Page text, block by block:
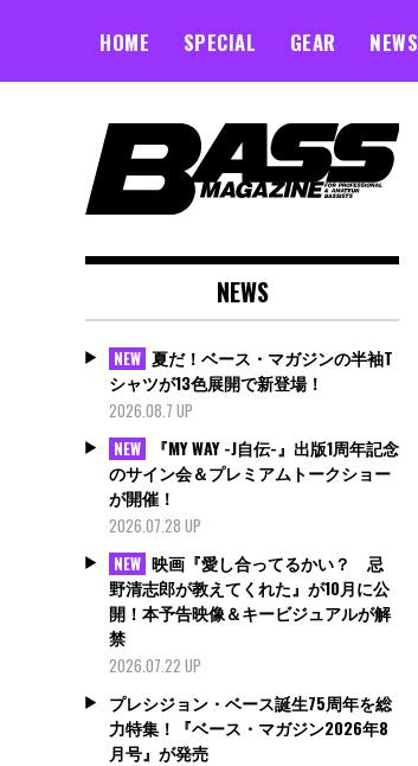
HOME SPECIAL GEAR NEWS
NEWS
NEW 夏だ！ベース・マガジンの半袖T
シャツが13色展開で新登場！
2026.08.7 UP
NEW
『MY WAY -J自伝-』出版1周年記念
のサイン会＆プレミアムトークショー
が開催！
2026.07.28 UP
NEW 映画『愛し合ってるかい？ 忌
野清志郎が教えてくれた』が10月に公
開！本予告映像＆キービジュアルが解
禁
2026.07.22 UP
プレシジョン・ベース誕生75周年を総
力特集！『ベース・マガジン2026年8
月号』が発売